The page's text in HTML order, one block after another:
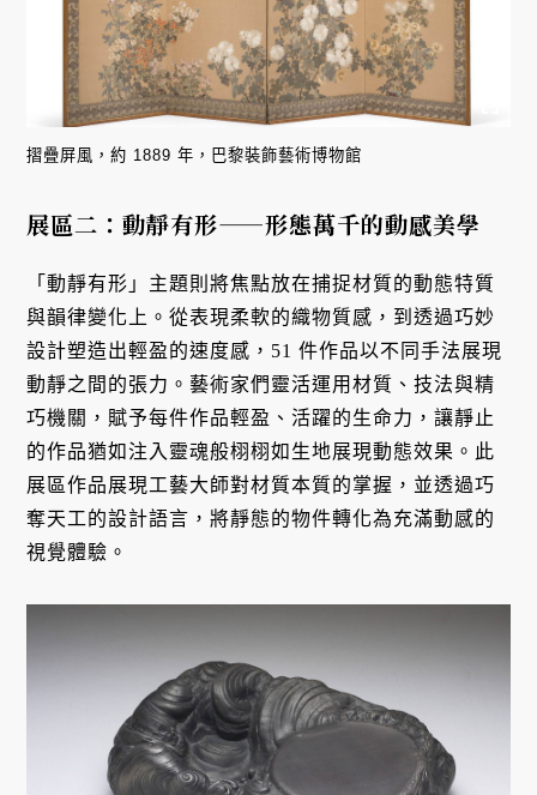
摺疊屏風，約 1889 年，巴黎裝飾藝術博物館
展區二：動靜有形——形態萬千的動感美學
「動靜有形」主題則將焦點放在捕捉材質的動態特質
與韻律變化上。從表現柔軟的織物質感，到透過巧妙
設計塑造出輕盈的速度感，51 件作品以不同手法展現
動靜之間的張力。藝術家們靈活運用材質、技法與精
巧機關，賦予每件作品輕盈、活躍的生命力，讓靜止
的作品猶如注入靈魂般栩栩如生地展現動態效果。此
展區作品展現工藝大師對材質本質的掌握，並透過巧
奪天工的設計語言，將靜態的物件轉化為充滿動感的
視覺體驗。